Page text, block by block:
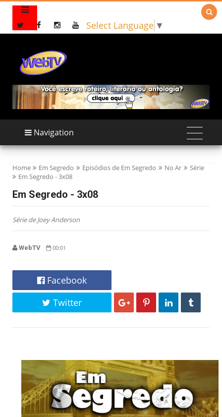
Select Language ▼

Navigation
Home Em Segredo Episódios de Em Segredo No Ar
Série
Em Segredo - 3x08
Em Segredo - 3x08
Série de Joey Anderson
WebTV 00:01
Facebook
Twitter